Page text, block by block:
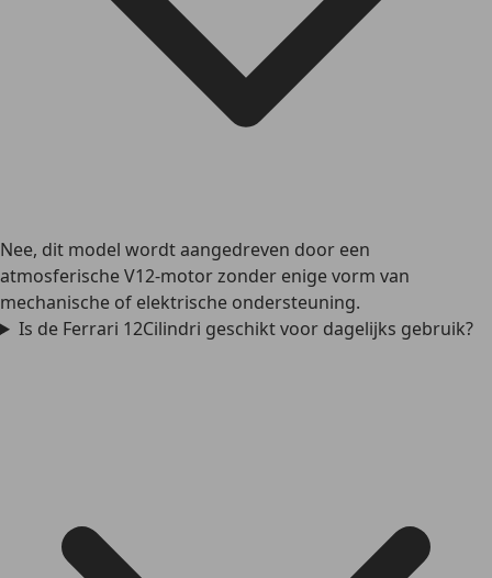
Nee, dit model wordt aangedreven door een
atmosferische V12-motor zonder enige vorm van
mechanische of elektrische ondersteuning.
Is de Ferrari 12Cilindri geschikt voor dagelijks gebruik?